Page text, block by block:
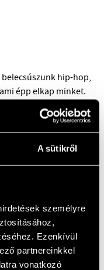
A sütikről
személyre
Ezenkívül
partnereinkkel
vonatkozó
KÖNYVTÁR
2019
hip-hop,
épp elkap minket.
nincs szabály,
a nemrég alakult
májusában lép fel
a magyar jazz
zenészei: Soso
a jazz, a fúziós
intenzív,